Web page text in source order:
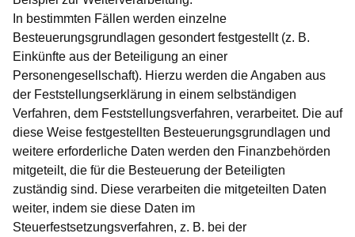
In bestimmten Fällen werden einzelne
Besteuerungsgrundlagen gesondert festgestellt (z. B.
Einkünfte aus der Beteiligung an einer
Personengesellschaft). Hierzu werden die Angaben aus
der Feststellungserklärung in einem selbständigen
Verfahren, dem Feststellungsverfahren, verarbeitet. Die auf
diese Weise festgestellten Besteuerungsgrundlagen und
weitere erforderliche Daten werden den Finanzbehörden
mitgeteilt, die für die Besteuerung der Beteiligten
zuständig sind. Diese verarbeiten die mitgeteilten Daten
weiter, indem sie diese Daten im
Steuerfestsetzungsverfahren, z. B. bei der